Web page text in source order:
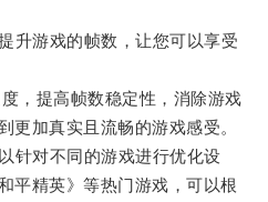
游戏的帧数，让您可以享受
提高帧数稳定性，消除游戏
更加真实且流畅的游戏感受。
对不同的游戏进行优化设
平精英》等热门游戏，可以根